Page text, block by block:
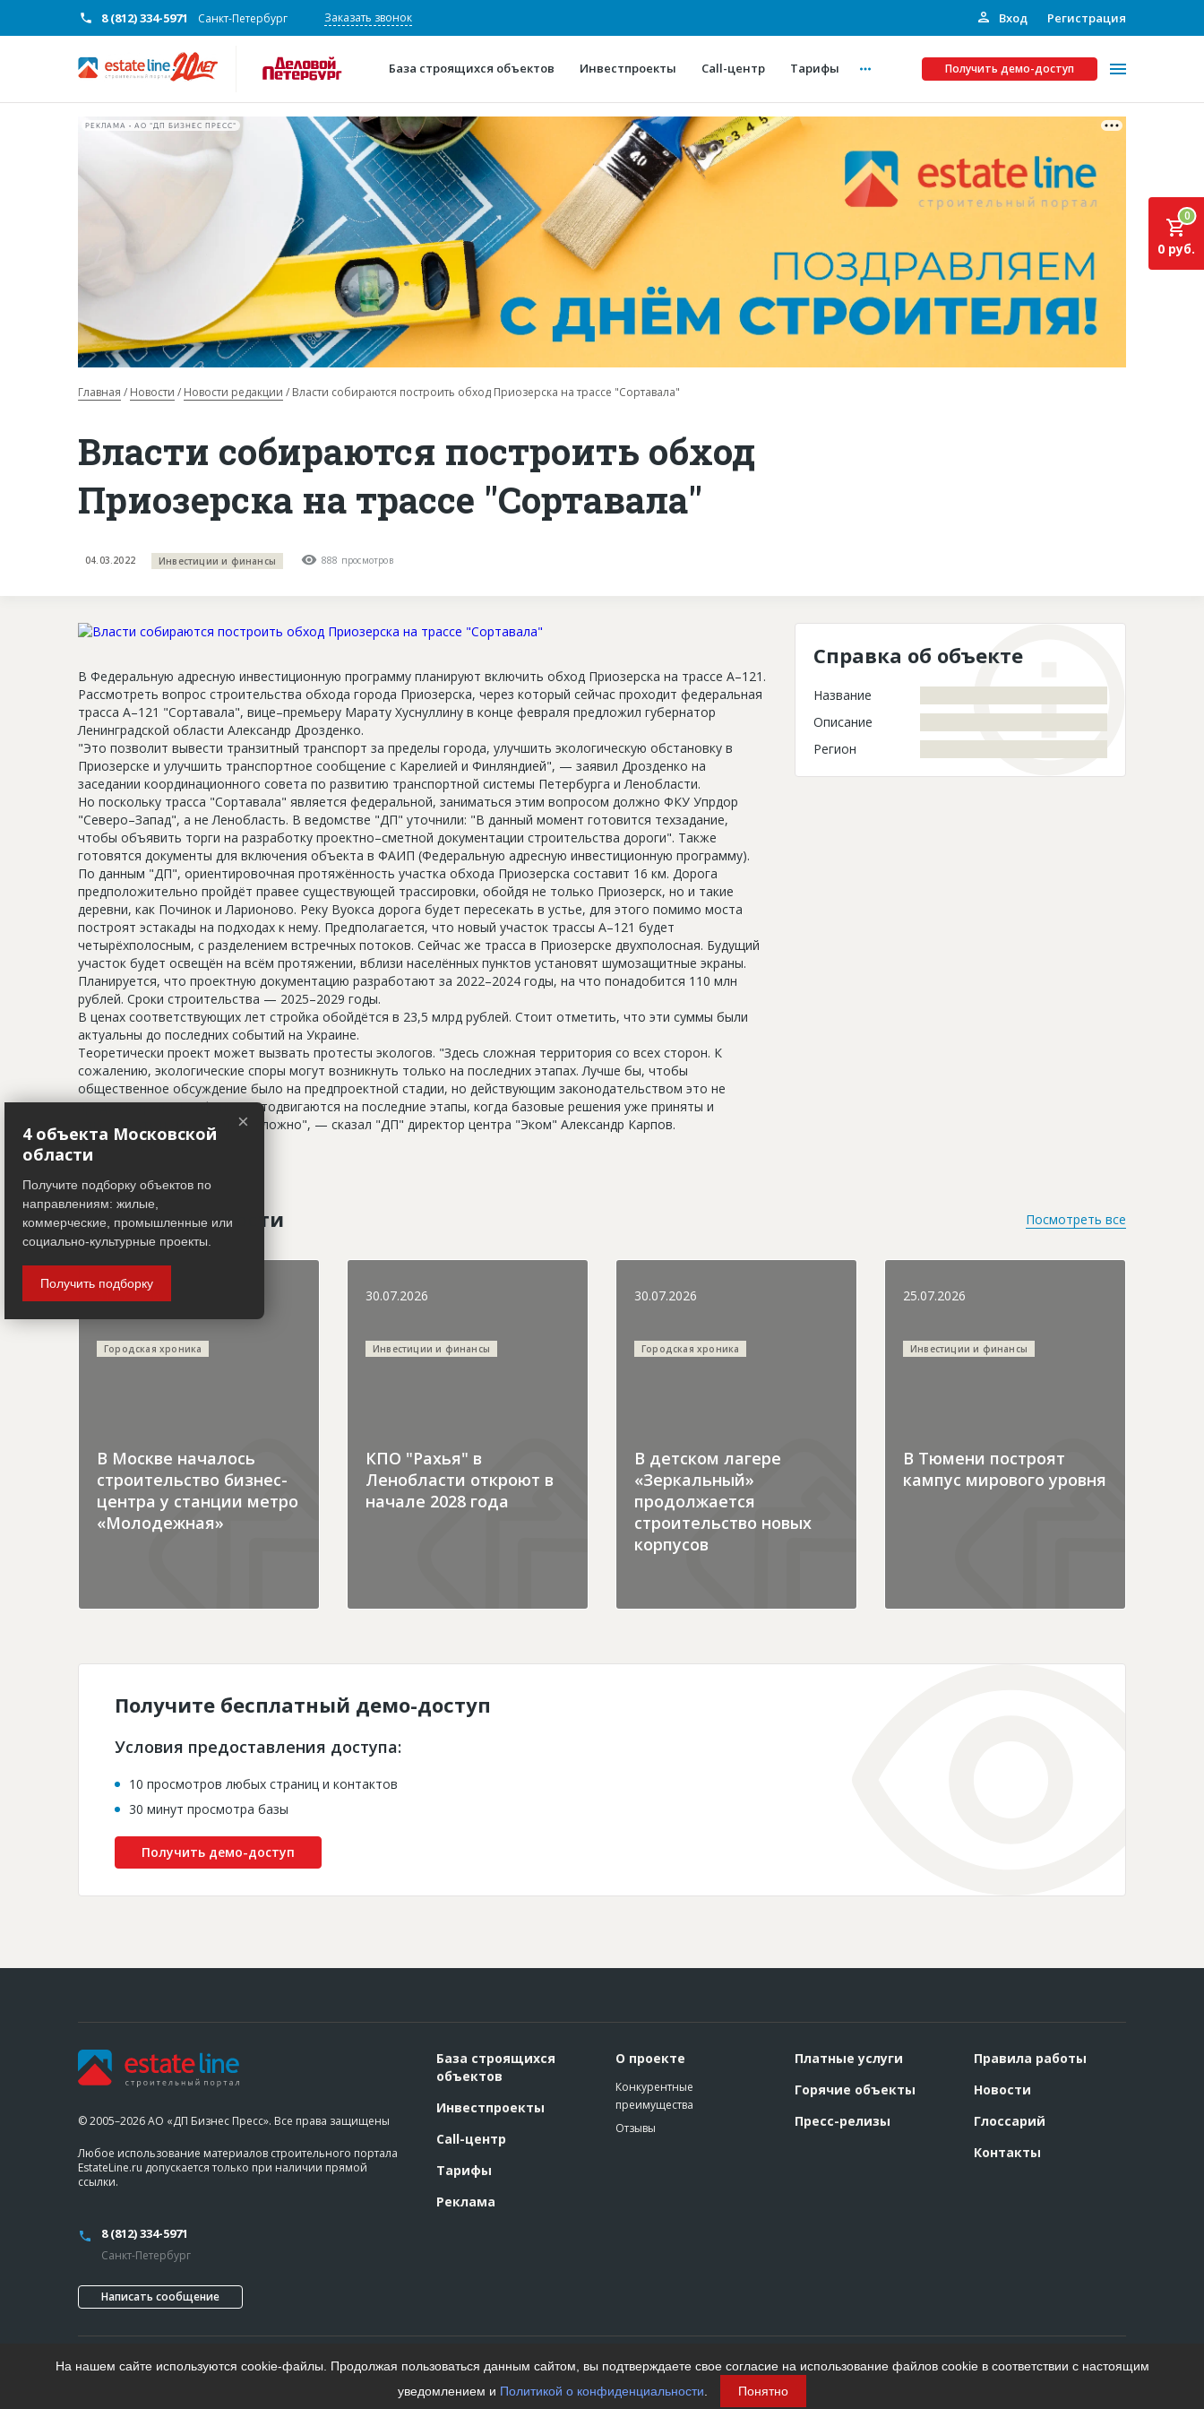
8 (812) 334-5971 Санкт-Петербург Заказать звонок Вход Регистрация
База строящихся объектов Инвестпроекты Call-центр Тарифы Получить демо-доступ
О проекте
Конкурентные преимущества
Горячие объекты
Глоссарий
Платные услуги
Рекламодателям
Инвестпроекты
Подписка на Базу
РЕКЛАМА • АО "ДП БИЗНЕС ПРЕСС"
Главная Новости Новости редакции Власти собираются построить обход Приозерска на трассе "Сортавала"
Власти собираются построить обход
Приозерска на трассе "Сортавала"
04.03.2022 Инвестиции и финансы 888 просмотров
0
0 руб.
В Федеральную адресную инвестиционную программу планируют включить обход Приозерска на трассе А–121.
Рассмотреть вопрос строительства обхода города Приозерска, через который сейчас проходит федеральная
трасса А–121 "Сортавала", вице–премьеру Марату Хуснуллину в конце февраля предложил губернатор
Ленинградской области Александр Дрозденко.
"Это позволит вывести транзитный транспорт за пределы города, улучшить экологическую обстановку в
Приозерске и улучшить транспортное сообщение с Карелией и Финляндией", — заявил Дрозденко на
заседании координационного совета по развитию транспортной системы Петербурга и Ленобласти.
Но поскольку трасса "Сортавала" является федеральной, заниматься этим вопросом должно ФКУ Упрдор
"Северо–Запад", а не Ленобласть. В ведомстве "ДП" уточнили: "В данный момент готовится техзадание,
чтобы объявить торги на разработку проектно–сметной документации строительства дороги". Также
готовятся документы для включения объекта в ФАИП (Федеральную адресную инвестиционную программу).
По данным "ДП", ориентировочная протяжённость участка обхода Приозерска составит 16 км. Дорога
предположительно пройдёт правее существующей трассировки, обойдя не только Приозерск, но и такие
деревни, как Починок и Ларионово. Реку Вуокса дорога будет пересекать в устье, для этого помимо моста
построят эстакады на подходах к нему. Предполагается, что новый участок трассы А–121 будет
четырёхполосным, с разделением встречных потоков. Сейчас же трасса в Приозерске двухполосная. Будущий
участок будет освещён на всём протяжении, вблизи населённых пунктов установят шумозащитные экраны.
Планируется, что проектную документацию разработают за 2022–2024 годы, на что понадобится 110 млн
рублей. Сроки строительства — 2025–2029 годы.
В ценах соответствующих лет стройка обойдётся в 23,5 млрд рублей. Стоит отметить, что эти суммы были
актуальны до последних событий на Украине.
Теоретически проект может вызвать протесты экологов. "Здесь сложная территория со всех сторон. К
сожалению, экологические споры могут возникнуть только на последних этапах. Лучше бы, чтобы
общественное обсуждение было на предпроектной стадии, но действующим законодательством это не
предусмотрено. Конфликты отодвигаются на последние этапы, когда базовые решения уже приняты и
откручивать их назад очень сложно", — сказал "ДП" директор центра "Эком" Александр Карпов.
Фото: Пётр Ковалёв
Справка об объекте
Название
Описание
Регион
Последние новости Посмотреть все
31.07.2026
Городская хроника
В Москве началось
строительство бизнес-
центра у станции метро
«Молодежная»
30.07.2026
Инвестиции и финансы
КПО "Рахья" в
Ленобласти откроют в
начале 2028 года
30.07.2026
Городская хроника
В детском лагере
«Зеркальный»
продолжается
строительство новых
корпусов
25.07.2026
Инвестиции и финансы
В Тюмени построят
кампус мирового уровня
Получите бесплатный демо-доступ
Условия предоставления доступа:
10 просмотров любых страниц и контактов
30 минут просмотра базы
Получить демо-доступ
© 2005–2026 АО «ДП Бизнес Пресс». Все права защищены
Любое использование материалов строительного портала
EstateLine.ru допускается только при наличии прямой
ссылки.
8 (812) 334-5971
Санкт-Петербург
Написать сообщение
База строящихся
объектов
Инвестпроекты
Call-центр
Тарифы
Реклама
О проекте
Конкурентные
преимущества
Отзывы
Платные услуги
Горячие объекты
Пресс-релизы
Правила работы
Новости
Глоссарий
Контакты
Проект «Делового Петербурга»
Пользовательское соглашение
На информационном ресурсе применяются
рекомендательные технологии. Подробнее.
На нашем сайте используются cookie-файлы. Продолжая пользоваться данным сайтом, вы подтверждаете свое согласие на использование файлов cookie в соответствии с настоящим
уведомлением и Политикой о конфиденциальности Понятно
×
4 объекта Московской
области
Получите подборку объектов по
направлениям: жилые,
коммерческие, промышленные или
социально-культурные проекты.
Получить подборку